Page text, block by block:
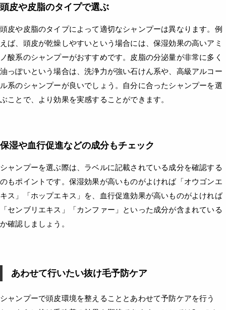
頭皮や皮脂のタイプで選ぶ
頭皮や皮脂のタイプによって適切なシャンプーは異なります。例
えば、頭皮が乾燥しやすいという場合には、保湿効果の高いアミ
ノ酸系のシャンプーがおすすめです。皮脂の分泌量が非常に多く
油っぽいという場合は、洗浄力が強い石けん系や、高級アルコー
ル系のシャンプーが良いでしょう。自分に合ったシャンプーを選
ぶことで、より効果を実感することができます。
保湿や血行促進などの成分もチェック
シャンプーを選ぶ際は、ラベルに記載されている成分を確認する
のもポイントです。保湿効果が高いものがよければ「オウゴンエ
キス」「ホップエキス」を、血行促進効果が高いものがよければ
「センブリエキス」「カンファー」といった成分が含まれている
か確認しましょう。
あわせて行いたい抜け毛予防ケア
シャンプーで頭皮環境を整えることとあわせて予防ケアを行う